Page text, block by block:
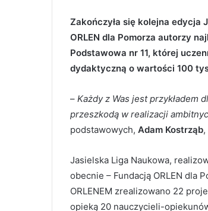
Zakończyła się kolejna edycja
ORLEN dla Pomorza autorzy
Podstawowa nr 11, której
dydaktyczną o wartości 100
– Każdy z Was jest przykładem
przeszkodą w realizacji
podstawowych, Adam Kostrząb
Jasielska Liga Naukowa,
obecnie – Fundacją ORLEN dla
ORLENEM zrealizowano 22
opieką 20 nauczycieli-